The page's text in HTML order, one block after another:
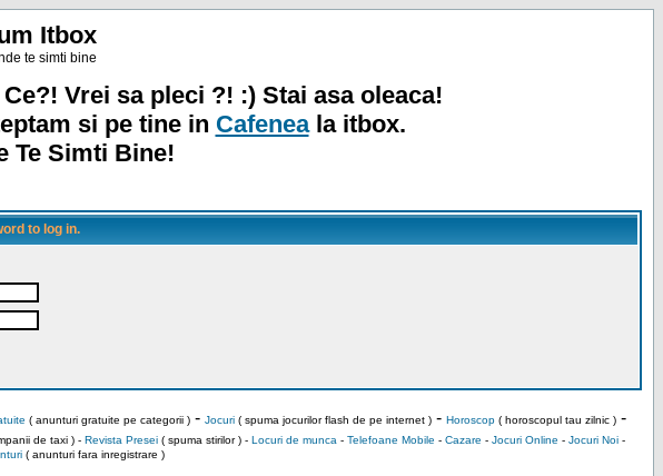
Itbox
te simti bine
Vrei sa pleci ?! :) Stai asa oleaca!
si pe tine in Cafeneala itbox.
Te Simti Bine!
to log in.
( anunturi gratuite pe categorii )- Jocuri( spuma jocurilor flash de pe internet )- Horoscop( horoscopul tau zilnic )-
de taxi ) - Revista Presei( spuma stirilor ) - Locuri de munca - Telefoane Mobile - Cazare - Jocuri Online - Jocuri Noi-
( anunturi fara inregistrare )